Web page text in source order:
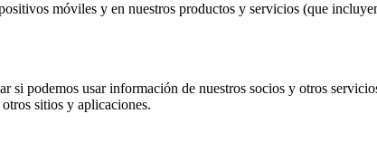
móviles y en nuestros productos y servicios (que
podemos usar información de nuestros socios y otros
sitios y aplicaciones.